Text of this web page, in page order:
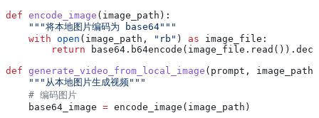
def encode_image ( image_path ):
    """将本地图片编码为 base64"""
    with
open (image_path, "rb" ) as image_file:
        return
def generate_video_from_local_image ( prompt , image_path
    """从本地图片生成视频"""
    # 编码图片
    base64_image
= encode_image(image_path)